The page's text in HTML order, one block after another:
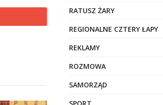
RATUSZ ŻARY
REGIONALNE CZTERY ŁAPY
REKLAMY
ROZMOWA
SAMORZĄD